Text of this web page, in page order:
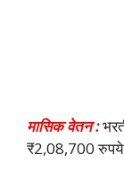
मासिक वेतन :
₹2,08,700 रुपये